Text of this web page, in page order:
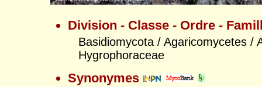
Division - Classe - Ordre -
Basidiomycota / Agaricomycetes /
Hygrophoraceae
Synonymes